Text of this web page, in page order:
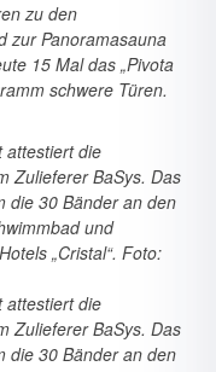
zu den
zur Panoramasauna
15 Mal das „Pivota
schwere Türen.
attestiert die
Zulieferer BaSys. Das
die 30 Bänder an den
und
„Cristal“. Foto:
attestiert die
Zulieferer BaSys. Das
die 30 Bänder an den